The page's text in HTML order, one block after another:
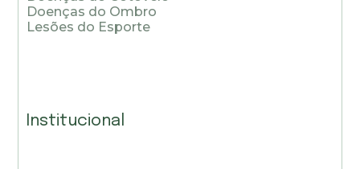
Doenças do Ombro
Lesões do Esporte
Institucional